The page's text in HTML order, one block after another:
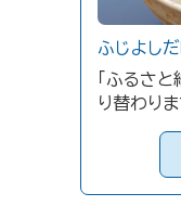
ふじよし
「ふるさ
り替わりま